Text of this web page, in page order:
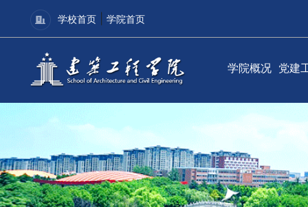
学校首页 |学院首页
学院概况
学院简介
现任领导
组织机构
联系我们
党建
理论